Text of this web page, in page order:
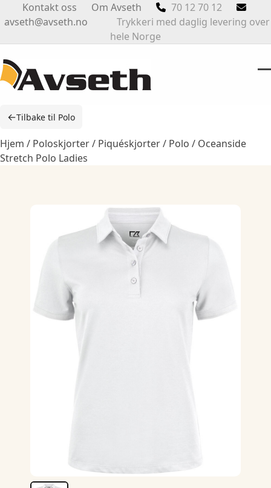
to
Kontakt oss Om Avseth
70 12 70 12
avseth@avseth.no Trykkeri med daglig levering over
hele Norge
←Tilbake til Polo
Hjem / Poloskjorter / Piquéskjorter/ Polo / Oceanside
Stretch Polo Ladies